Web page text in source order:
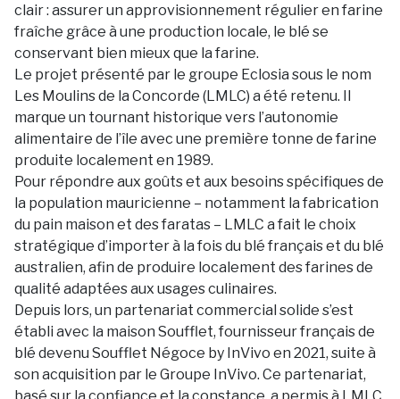
clair : assurer un approvisionnement régulier en farine
fraîche grâce à une production locale, le blé se
conservant bien mieux que la farine.
Le projet présenté par le groupe Eclosia sous le nom
Les Moulins de la Concorde (LMLC) a été retenu. Il
marque un tournant historique vers l’autonomie
alimentaire de l’île avec une première tonne de farine
produite localement en 1989.
Pour répondre aux goûts et aux besoins spécifiques de
la population mauricienne – notamment la fabrication
du pain maison et des faratas – LMLC a fait le choix
stratégique d’importer à la fois du blé français et du blé
australien, afin de produire localement des farines de
qualité adaptées aux usages culinaires.
Depuis lors, un partenariat commercial solide s’est
établi avec la maison Soufflet, fournisseur français de
blé devenu Soufflet Négoce by InVivo en 2021, suite à
son acquisition par le Groupe InVivo. Ce partenariat,